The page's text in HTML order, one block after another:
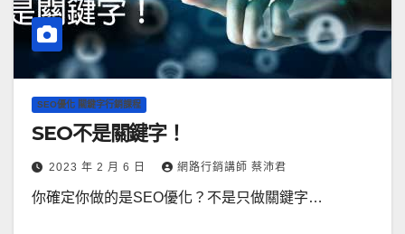
SEO優化 關鍵字行銷課程
SEO不是關鍵字！
2023 年 2 月 6 日 網路行銷講師 蔡沛君
你確定你做的是SEO優化？不是只做關鍵字…